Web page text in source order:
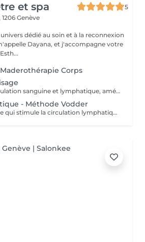
et spa
5
1206 Genève
dédié au soin et à la reconnexion
Corps
Ce soin stimule la circulation sanguine et lymphatique, améliore l'éclat et la fermeté de la peau, et réduit les signes de fatigue ainsi que les cernes, poches et ridules.
- Méthode Vodder
Technique de massage qui stimule la circulation lymphatique, favorise l'élimination des toxines et réduit la rétention d'eau, pour une sensation de légèreté.